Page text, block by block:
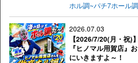
ホル調~パチ7ホール
2026.07.03
【2026/7/20(月・祝)
『ヒノマル用賀店』
にいきますよ～！